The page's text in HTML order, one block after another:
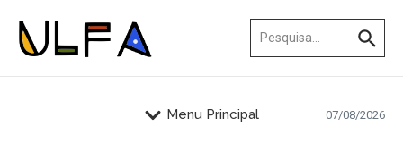
Menu Principal 07/08/2026